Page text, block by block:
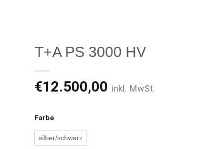
T+A PS 3000 HV
€12.500,00 inkl. MwSt.
Farbe
silber/schwarz